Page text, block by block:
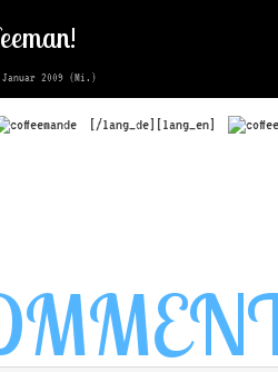
2009 (Mi.)
[/lang_de][lang_en]